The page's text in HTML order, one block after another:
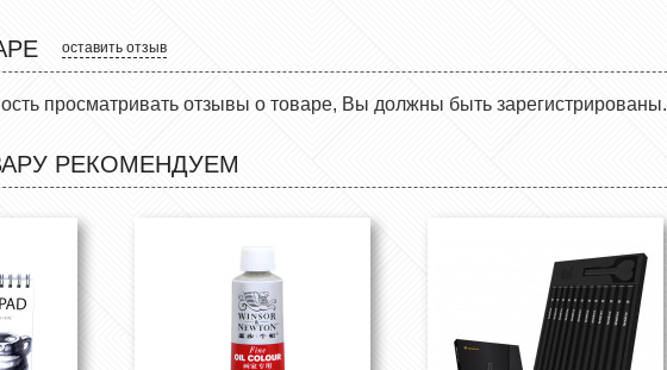
оставить отзыв
просматривать отзывы о товаре, Вы должны быть зарегистрированы.
РЕКОМЕНДУЕМ